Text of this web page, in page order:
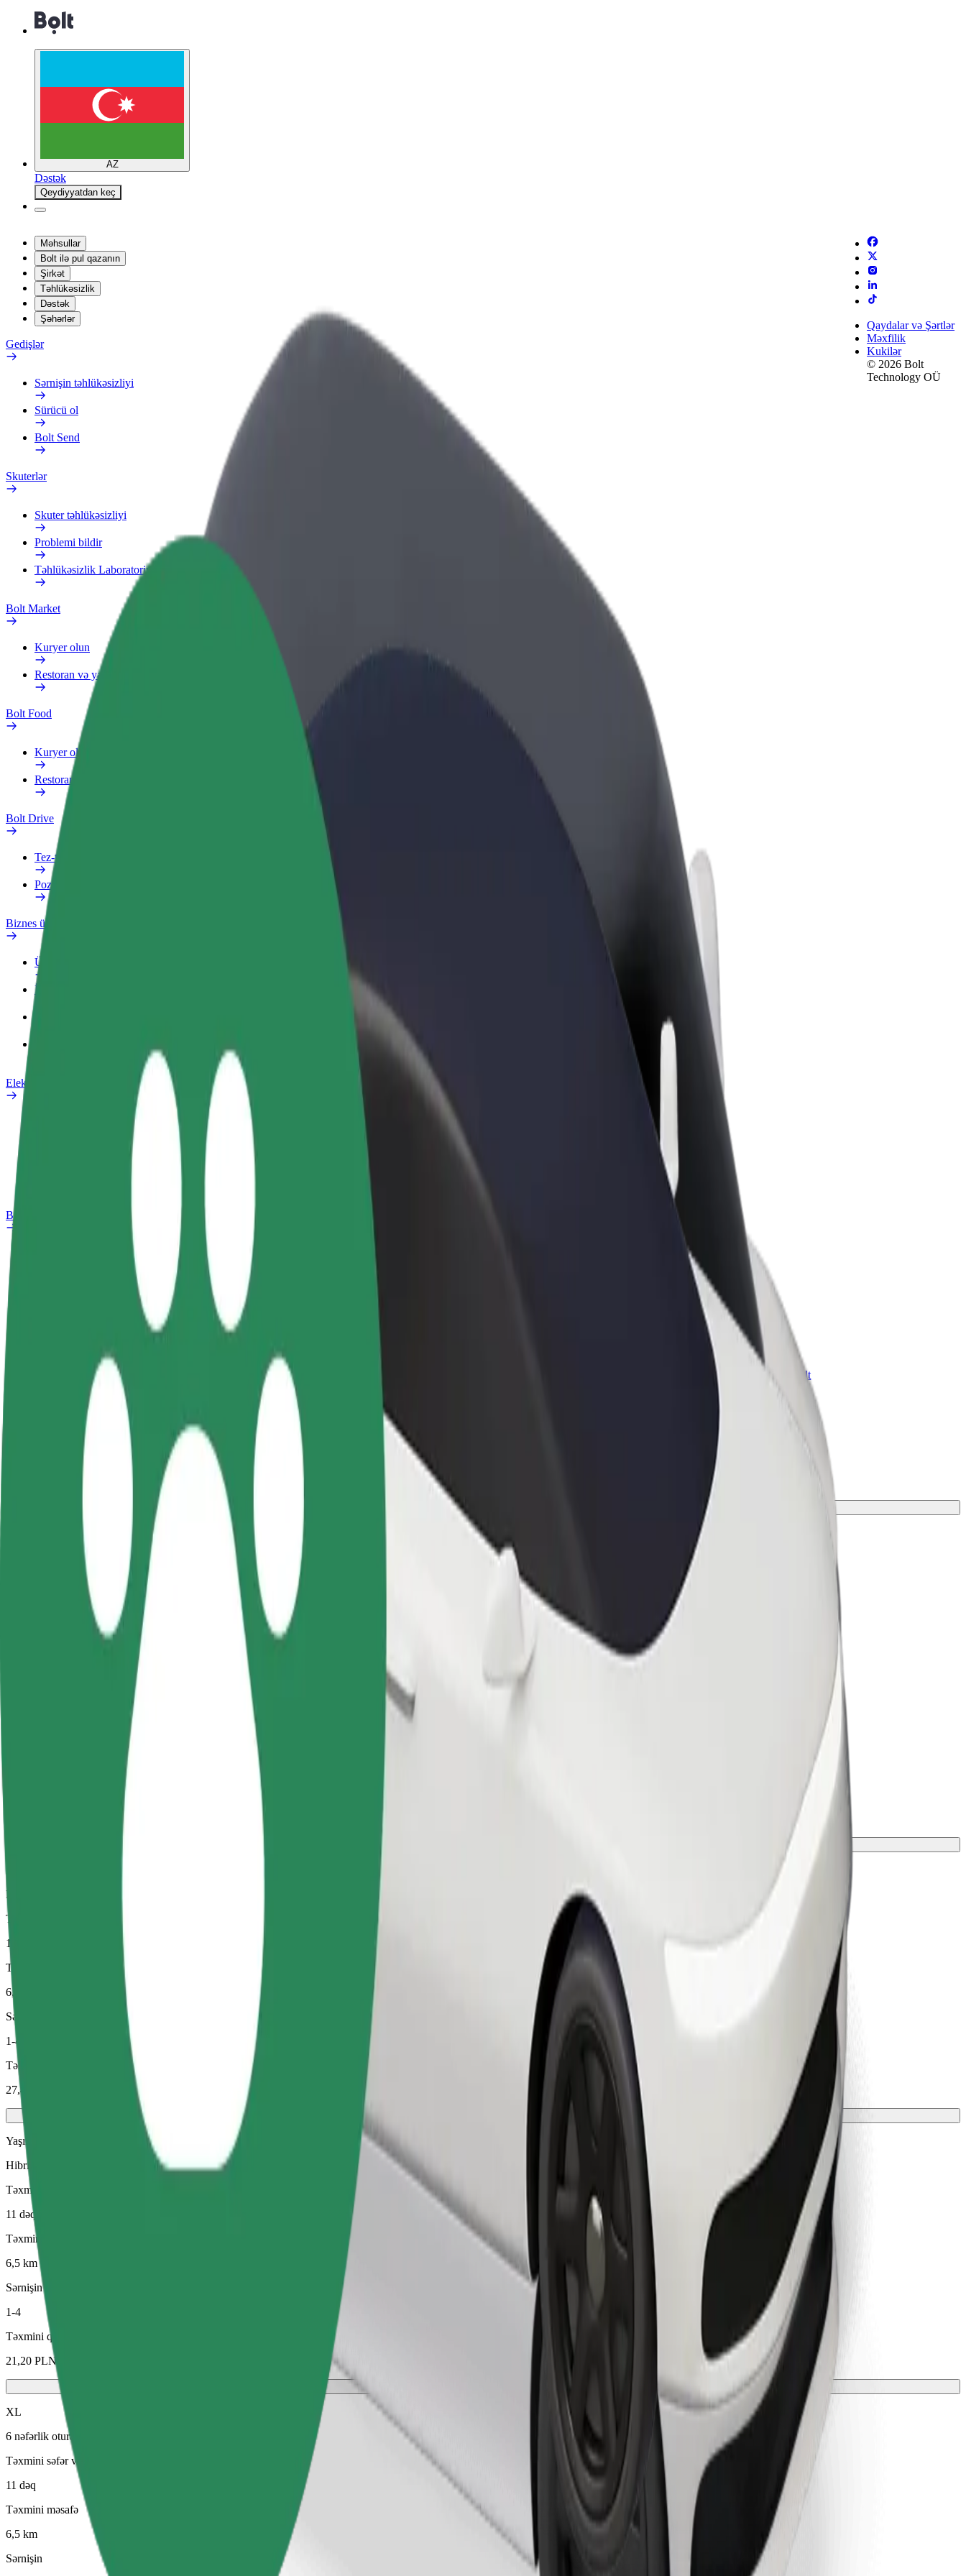
AZ
Dəstək
Qeydiyyatdan keç
Məhsullar
Bolt ilə pul qazanın
Şirkət
Təhlükəsizlik
Dəstək
Şəhərlər
Gedişlər
Sərnişin təhlükəsizliyi
Sürücü ol
Bolt Send
Skuterlər
Skuter təhlükəsizliyi
Problemi bildir
Təhlükəsizlik Laboratoriyası
Bolt Market
Kuryer olun
Restoran və ya mağaza əlavə edin
Bolt Food
Kuryer olun
Restoran və ya mağaza əlavə edin
Bolt Drive
Tez-tez verilən suallar
Pozuntu haqqında məlumat verin
Biznes üçün Bolt
Üstünlüklər
İş profili
Elektrikli velosipedlər
Təhlükəsizlik Laboratoriyası
Bolt Plus
Öz şərtlərinizə uyğun
olaraq qazanın
Yemək çatdırın və həftəlik
Restoran və ya mağaza əlavə
edin
Daha çox müştəri cəlb edin və
satışları artırın
Biznesiniz üçün miqyaslandırılmış Bolt
məhsul və xidmətləri
Qaydalar və Şərtlər
Məxfilik
Kukilər
© 2026 Bolt
Technology OÜ
Auchan Produkcyjna – Jaga Pizza & Bistro istiqamətində necə səfər etmək olar?
Auchan Produkcyjna nöqtəsindən Jaga Pizza & Bistro nöqtəsinə çatmağın ən yaxşı yolunu axtarırsınız? Xidmətlərimizi araşdırın və sizin üçün ən mükəmməl gedişi tapın.
Tətbiqi endir
Auchan Produkcyjna
Jaga Pizza & Bistro
Rahatlıq və komfort bir neçə toxunuşla əlinizdə!
Gündəlik, orta ölçülü avtomobillərdə etibarlı gedişlər.
Daha geniş salon və baqaj yeri olan daha böyükölçülü avtomobillər
Təxmini səfər vaxtı
11 dəq
Təxmini məsafə
6,5 km
Sərnişin
1-4
Təxmini qiymət
27,40 PLN
Yaşıl
Hibrid və elektrikli nəqliyyat vasitələrində səmərəli gedişlər
Təxmini səfər vaxtı
11 dəq
Təxmini məsafə
6,5 km
Sərnişin
1-4
Təxmini qiymət
21,20 PLN
XL
6 nəfərlik oturacaqları olan böyük avtomobillər
Təxmini səfər vaxtı
11 dəq
Təxmini məsafə
6,5 km
Sərnişin